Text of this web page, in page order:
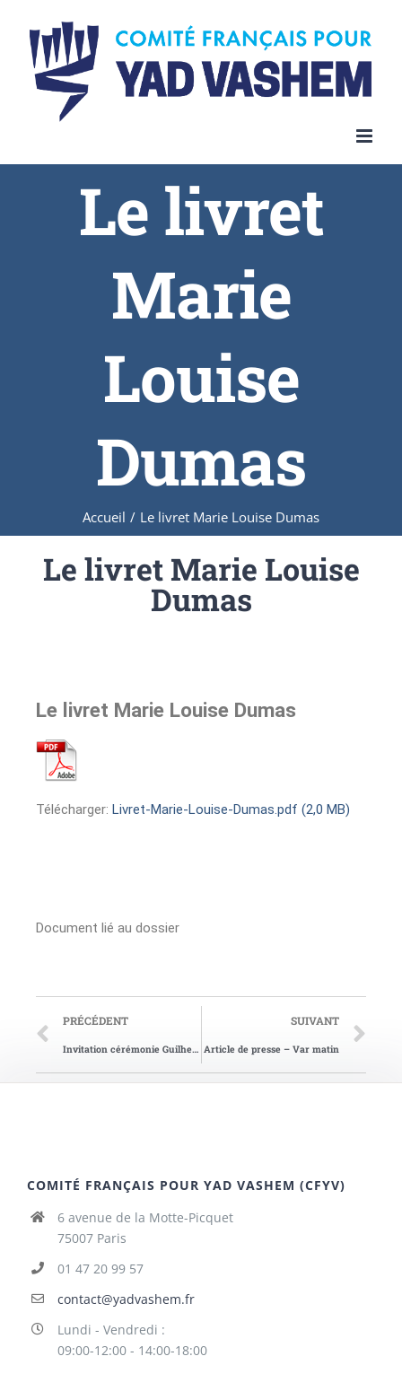
Le livret
Marie
Louise
Dumas
Accueil / Le livret Marie Louise Dumas
Le livret Marie Louise
Dumas
Le livret Marie Louise Dumas
Télécharger: Livret-Marie-Louise-Dumas.pdf (2,0 MB)
Document lié au dossier
PRÉCÉDENT
Invitation cérémonie Guilhem
SUIVANT
Article de presse – Var matin
COMITÉ FRANÇAIS POUR YAD VASHEM (CFYV)
6 avenue de la Motte-Picquet
75007 Paris
01 47 20 99 57
contact@yadvashem.fr
Lundi - Vendredi :
09:00-12:00 - 14:00-18:00